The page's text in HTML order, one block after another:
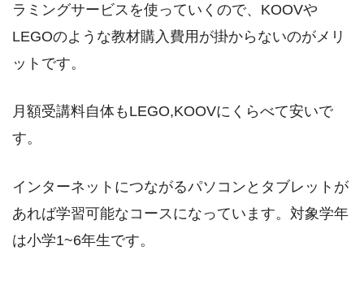
ラミングサービスを使っていくので、KOOVや
LEGOのような教材購入費用が掛からないのがメリ
ットです。
月額受講料自体もLEGO,KOOVにくらべて安いで
す。
インターネットにつながるパソコンとタブレットが
あれば学習可能なコースになっています。対象学年
は小学1~6年生です。